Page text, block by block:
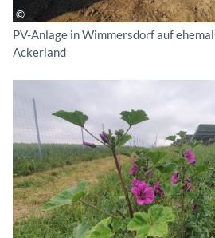
PV-Anlage in Wimmersdorf auf
Ackerland